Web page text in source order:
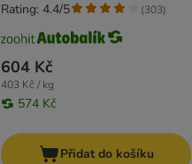
604 Kč
403 Kč / kg
574 Kč
Rating: 4.4/5 (303)
Přidat do košíku